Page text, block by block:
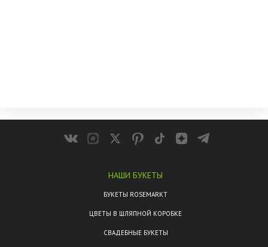
НАШИ БУКЕТЫ
БУКЕТЫ ROSEMARKT
ЦВЕТЫ В ШЛЯПНОЙ КОРОБКЕ
СВАДЕБНЫЕ БУКЕТЫ